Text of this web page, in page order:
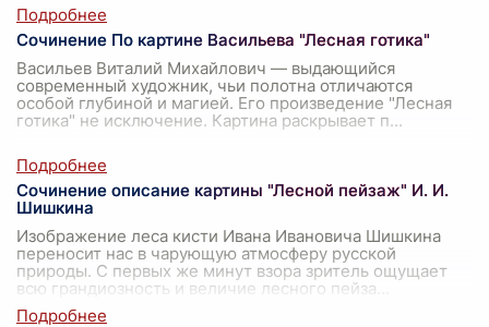
Сочинение По картине Васильева "Лесная готика"
Васильев Виталий Михайлович — выдающийся
современный художник, чьи полотна отличаются
особой глубиной и магией. Его произведение "Лесная
готика" не исключение. Картина раскрывает п...
Сочинение описание картины "Лесной пейзаж" И. И.
Шишкина
Изображение леса кисти Ивана Ивановича Шишкина
переносит нас в чарующую атмосферу русской
природы. С первых же минут взора зритель ощущает
всю грандиозность и величие лесного пейза